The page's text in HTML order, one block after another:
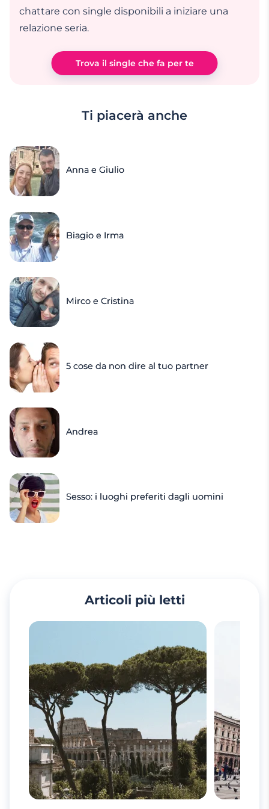
chattare con single disponibili a iniziare una
relazione seria.
Trova il single che fa per te
Ti piacerà anche
Anna e Giulio
Biagio e Irma
Mirco e Cristina
5 cose da non dire al tuo partner
Andrea
Sesso: i luoghi preferiti dagli uomini
Articoli più letti